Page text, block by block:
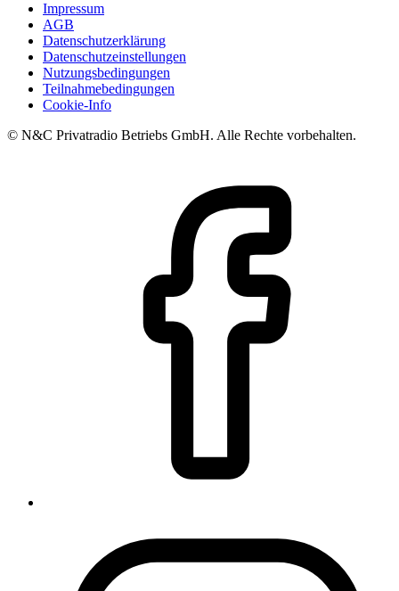
Impressum
AGB
Datenschutzerklärung
Datenschutzeinstellungen
Nutzungsbedingungen
Teilnahmebedingungen
Cookie-Info
© N&C Privatradio Betriebs GmbH. Alle Rechte vorbehalten.